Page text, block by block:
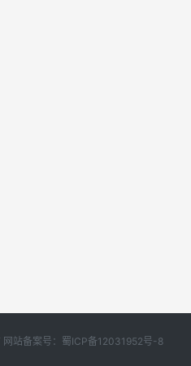
站备案号： 蜀ICP备12031952号-8